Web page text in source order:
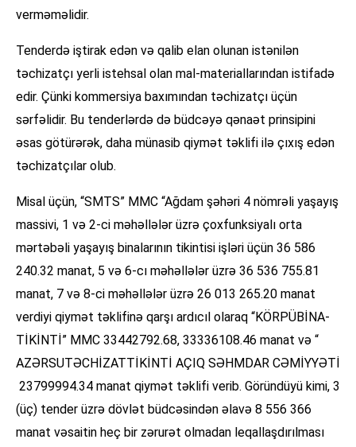
verməməlidir.
Tenderdə iştirak edən və qalib elan olunan istənilən
təchizatçı yerli istehsal olan mal-materiallarından istifadə
edir. Çünki kommersiya baxımından təchizatçı üçün
sərfəlidir. Bu tenderlərdə də büdcəyə qənaət prinsipini
əsas götürərək, daha münasib qiymət təklifi ilə çıxış edən
təchizatçılar olub.
Misal üçün, “SMTS” MMC “Ağdam şәhәri 4 nömrәli yaşayış
massivi, 1 vә 2­-ci mәhәllәlәr üzrә çoxfunksiyalı orta
mәrtәbәli yaşayış binalarının tikintisi işlәri üçün 36 586
240.32 manat, 5 və 6-cı məhəllələr üzrə 36 536 755.81
manat, 7 və 8-ci məhəllələr üzrə 26 013 265.20 manat
verdiyi qiymət təklifinə qarşı ardıcıl olaraq “KÖRPÜ­BİNA­
TİKİNTİ” MMC 33442792.68, 33336108.46 manat və “
AZӘRSUTӘCHİZATTİKİNTİ AÇIQ SӘHMDAR CӘMİYYӘTİ
23799994.34 manat qiymət təklifi verib. Göründüyü kimi, 3
(üç) tender üzrə dövlət büdcəsindən əlavə 8 556 366
manat vəsaitin heç bir zərurət olmadan leqallaşdırılması